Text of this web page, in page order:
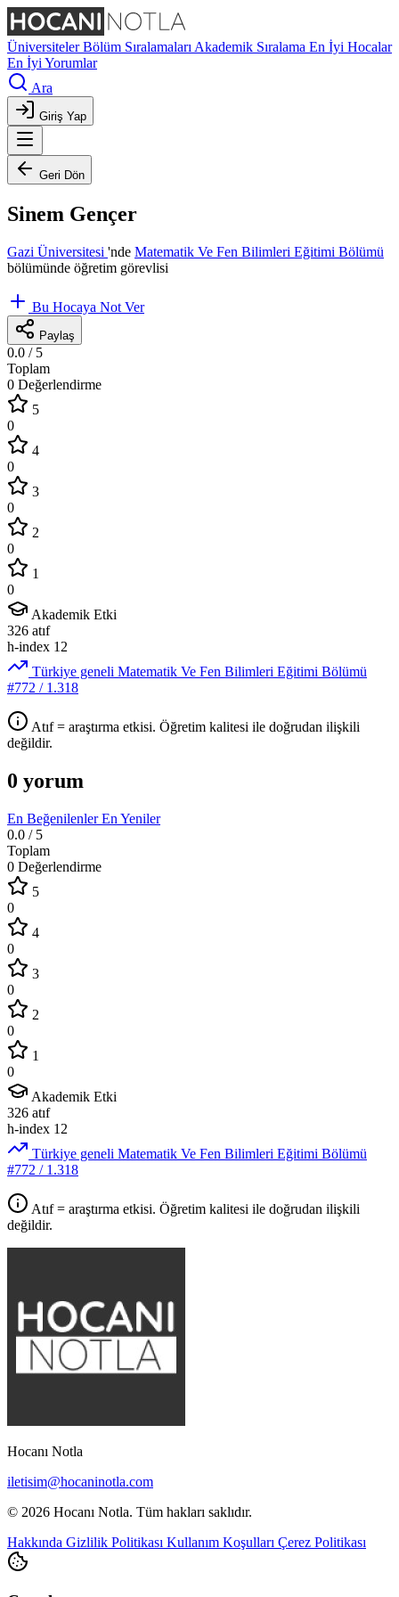
ÜniversitelerBölüm Sıralamaları Akademik Sıralama En İyi Hocalar
En İyi Yorumlar
Ara
Giriş Yap
Geri Dön
Sinem Gençer
Gazi Üniversitesi 'nde Matematik Ve Fen Bilimleri Eğitimi Bölümü
bölümünde öğretim görevlisi
Bu Hocaya Not Ver
Paylaş
0.0 / 5
Toplam
0 Değerlendirme
5
0
4
0
3
0
2
0
1
0
Akademik Etki
326 atıf
h-index 12
Türkiye geneli Matematik Ve Fen Bilimleri Eğitimi Bölümü
#772 / 1.318
Atıf = araştırma etkisi. Öğretim kalitesi ile doğrudan ilişkili
değildir.
0 yorum
En BeğenilenlerEn Yeniler
0.0 / 5
Toplam
0 Değerlendirme
5
0
4
0
3
0
2
0
1
0
Akademik Etki
326 atıf
h-index 12
Türkiye geneli Matematik Ve Fen Bilimleri Eğitimi Bölümü
#772 / 1.318
Atıf = araştırma etkisi. Öğretim kalitesi ile doğrudan ilişkili
değildir.
Hocanı Notla
iletisim@hocaninotla.com
© 2026 Hocanı Notla. Tüm hakları saklıdır.
Hakkında Gizlilik Politikası Kullanım Koşulları Çerez Politikası